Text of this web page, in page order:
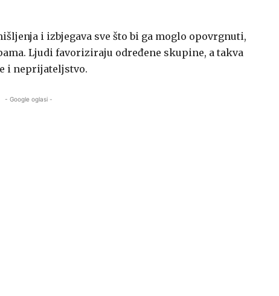
i izbjegava sve što bi ga moglo opovrgnuti,
Ljudi favoriziraju određene skupine, a takva
i neprijateljstvo.
- Google oglasi -